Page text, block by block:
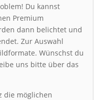
Du kannst
Premium
dann belichtet und
Zur Auswahl
Wünschst du
uns bitte über das
die möglichen